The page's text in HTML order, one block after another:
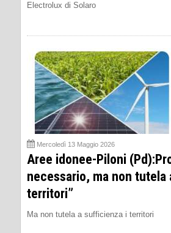
Electrolux di Solaro
Mercoledì 13 Maggio 2026
Aree idonee-Piloni
necessario, ma non tutela
territori”
Ma non tutela a sufficienza i territori